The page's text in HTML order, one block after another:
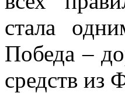
стала
Победа –
средств из